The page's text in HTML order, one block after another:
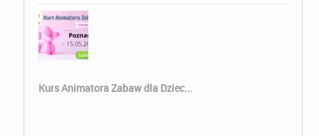
Kurs Animatora Zabaw dla Dziec...